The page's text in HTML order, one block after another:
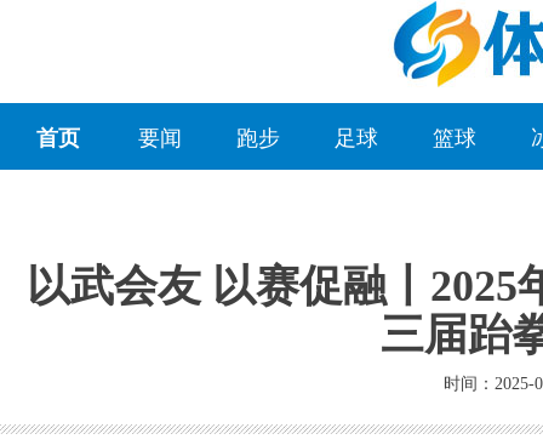
首页 要闻 跑步 足球 篮球
以武会友 以赛促融丨
三届跆
时间：2025-